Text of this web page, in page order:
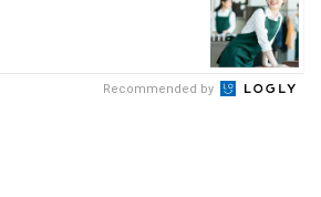
Recommended by